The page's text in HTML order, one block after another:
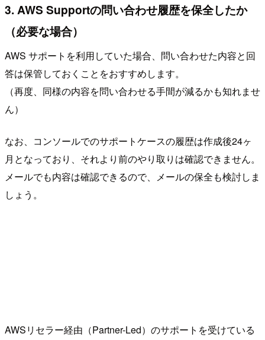
3. AWS Supportの問い合わせ履歴を保全したか
（必要な場合）
AWS サポートを利用していた場合、問い合わせた内容と回
答は保管しておくことをおすすめします。
（再度、同様の内容を問い合わせる手間が減るかも知れませ
ん）
なお、コンソールでのサポートケースの履歴は作成後24ヶ
月となっており、それより前のやり取りは確認できません。
メールでも内容は確認できるので、メールの保全も検討しま
しょう。
AWSリセラー経由（Partner-Led）のサポートを受けている